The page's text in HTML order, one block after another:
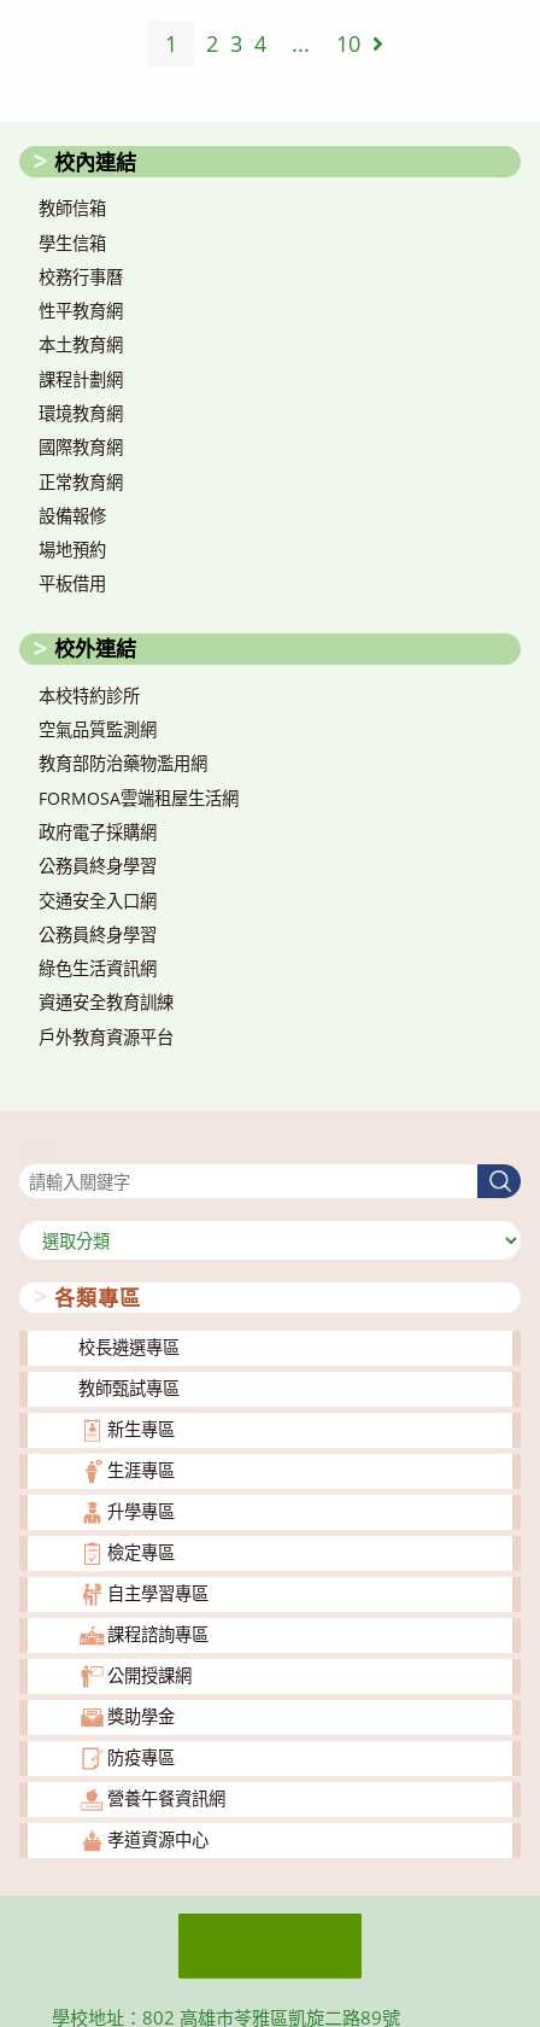
1 2 3 4 ... 10 Go to the next
校內連結
教師信箱
學生信箱
校務行事曆
性平教育網
本土教育網
課程計劃網
環境教育網
國際教育網
正常教育網
設備報修
場地預約
平板借用
校外連結
本校特約診所
空氣品質監測網
教育部防治藥物濫用網
FORMOSA雲端租屋生活網
政府電子採購網
公務員終身學習
交通安全入口網
公務員終身學習
綠色生活資訊網
資通安全教育訓練
戶外教育資源平台
搜
尋
分
類
各類專區
校長遴選專區
教師甄試專區
新生專區
生涯專區
升學專區
檢定專區
自主學習專區
課程諮詢專區
公開授課網
獎助學金
防疫專區
營養午餐資訊網
孝道資源中心
學校地址：802 高雄市苓雅區凱旋二路89號